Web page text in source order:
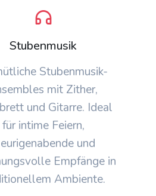
Stubenmusik
Stubenmusik-
mit Zither,
und Gitarre. Ideal
für intime Feiern,
und
Empfänge in
Ambiente.